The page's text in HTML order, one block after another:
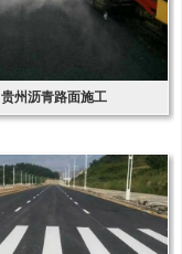
贵州沥青路面施工